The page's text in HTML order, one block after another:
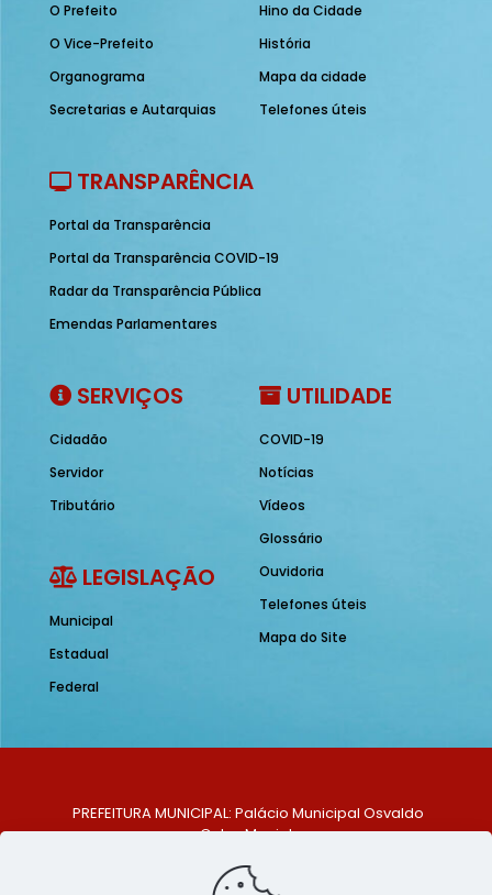
O Prefeito
O Vice-Prefeito
Organograma
Secretarias e Autarquias
Hino da Cidade
História
Mapa da cidade
Telefones úteis
TRANSPARÊNCIA
Portal da Transparência
Portal da Transparência COVID-19
Radar da Transparência Pública
Emendas Parlamentares
SERVIÇOS
Cidadão
Servidor
Tributário
LEGISLAÇÃO
Municipal
Estadual
Federal
UTILIDADE
COVID-19
Notícias
Vídeos
Glossário
Ouvidoria
Telefones úteis
Mapa do Site
PREFEITURA MUNICIPAL: Palácio Municipal Osvaldo
Celso Maciel
Centro, São Bento do Una - PE. CEP: 553370-128